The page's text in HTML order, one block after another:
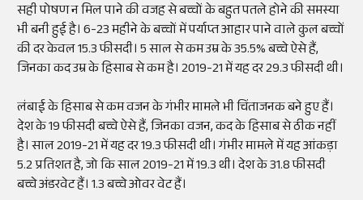
सही पोषण न मिल पाने की वजह से बच्चों के बहुत पतले होने की समस्या
भी बनी हुई है। 6-23 महीने के बच्चों में पर्याप्त आहार पाने वाले कुल बच्चों
की दर केवल 15.3 फीसदी। 5 साल से कम उम्र के 35.5% बच्चे ऐसे हैं,
जिनका कद उम्र के हिसाब से कम है। 2019-21 में यह दर 29.3 फीसदी थी।
लंबाई के हिसाब से कम वजन के गंभीर मामले भी चिंताजनक बने हुए हैं।
देश के 19 फीसदी बच्चे ऐसे हैं, जिनका वजन, कद के हिसाब से ठीक नहीं
है। साल 2019-21 में यह दर 19.3 फीसदी थी। गंभीर मामले में यह आंकड़ा
5.2 प्रतिशत है, जो कि साल 2019-21 में 19.3 थी। देश के 31.8 फीसदी
बच्चे अंडरवेट हैं। 1.3 बच्चे ओवर वेट हैं।